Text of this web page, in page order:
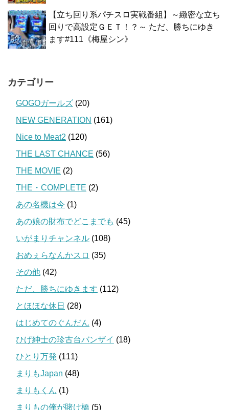
【立ち回り系パチスロ実戦番組】～緻密な立ち
回りで高設定ＧＥＴ！？～ ただ、勝ちにゆき
ます#111《梅屋シン》
カテゴリー
GOGOガールズ (20)
NEW GENERATION (161)
Nice to Meat2 (120)
THE LAST CHANCE (56)
THE MOVIE (2)
THE・COMPLETE (2)
あの名機は今 (1)
あの娘の財布でどこまでも (45)
いがまりチャンネル (108)
おめぇらなんかスロ (35)
その他 (42)
ただ、勝ちにゆきます (112)
とほほな休日 (28)
はじめてのぐんだん (4)
ひげ紳士の珍古台バンザイ (18)
ひとり万発 (111)
まりもJapan (48)
まりもくん (1)
まりもの俺が賭け橋 (5)